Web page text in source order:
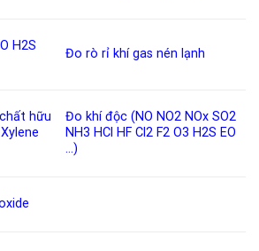
H2S
Đo rò rỉ khí gas nén lạnh
hữu
Xylene
Đo khí độc (NO NO2 NOx SO2
NH3 HCl HF Cl2 F2 O3 H2S EO
…)